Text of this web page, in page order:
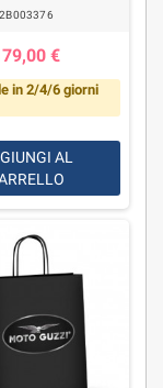
2B003376
€
in 2/4/6 giorni
AL